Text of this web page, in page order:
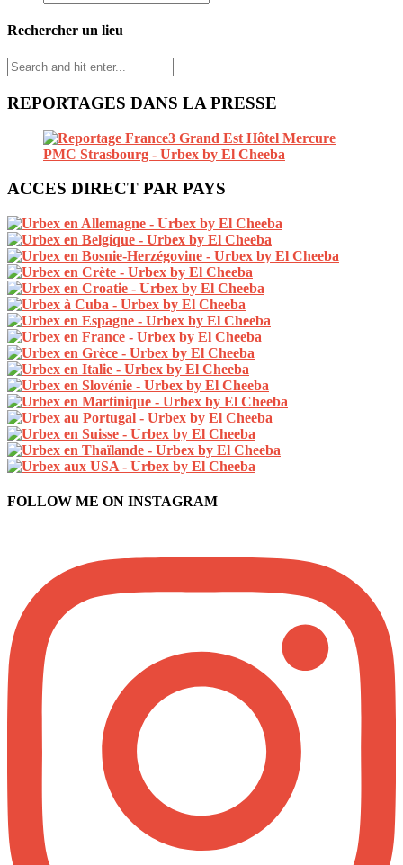
Rechercher un lieu
REPORTAGES DANS LA PRESSE
ACCES DIRECT PAR PAYS
FOLLOW ME ON INSTAGRAM